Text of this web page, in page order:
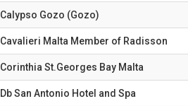
Calypso Gozo (Gozo)
Cavalieri Malta Member of Radisson
Corinthia St.Georges Bay Malta
Db San Antonio Hotel and Spa